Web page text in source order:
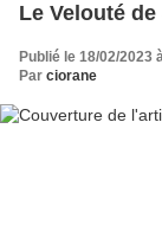
Le Velouté
Publié le 18/02/2023
Par ciorane